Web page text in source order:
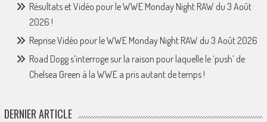
Résultats et Vidéo pour le WWE Monday Night RAW du 3 Août
2026 !
Reprise Vidéo pour le WWE Monday Night RAW du 3 Août 2026
Road Dogg s’interroge sur la raison pour laquelle le ‘push’ de
Chelsea Green à la WWE a pris autant de temps !
DERNIER ARTICLE